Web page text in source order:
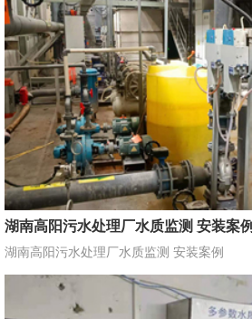
湖南高阳污水处理厂水质监测 安装案例
湖南高阳污水处理厂水质监测 安装案例